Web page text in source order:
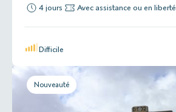
4 jours Avec assistance ou en liberté
Difficile
Nouveauté